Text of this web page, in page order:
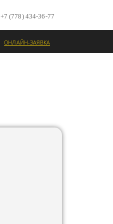
+7 (778) 434-36-77
ОНЛАЙН-ЗАЯВКА